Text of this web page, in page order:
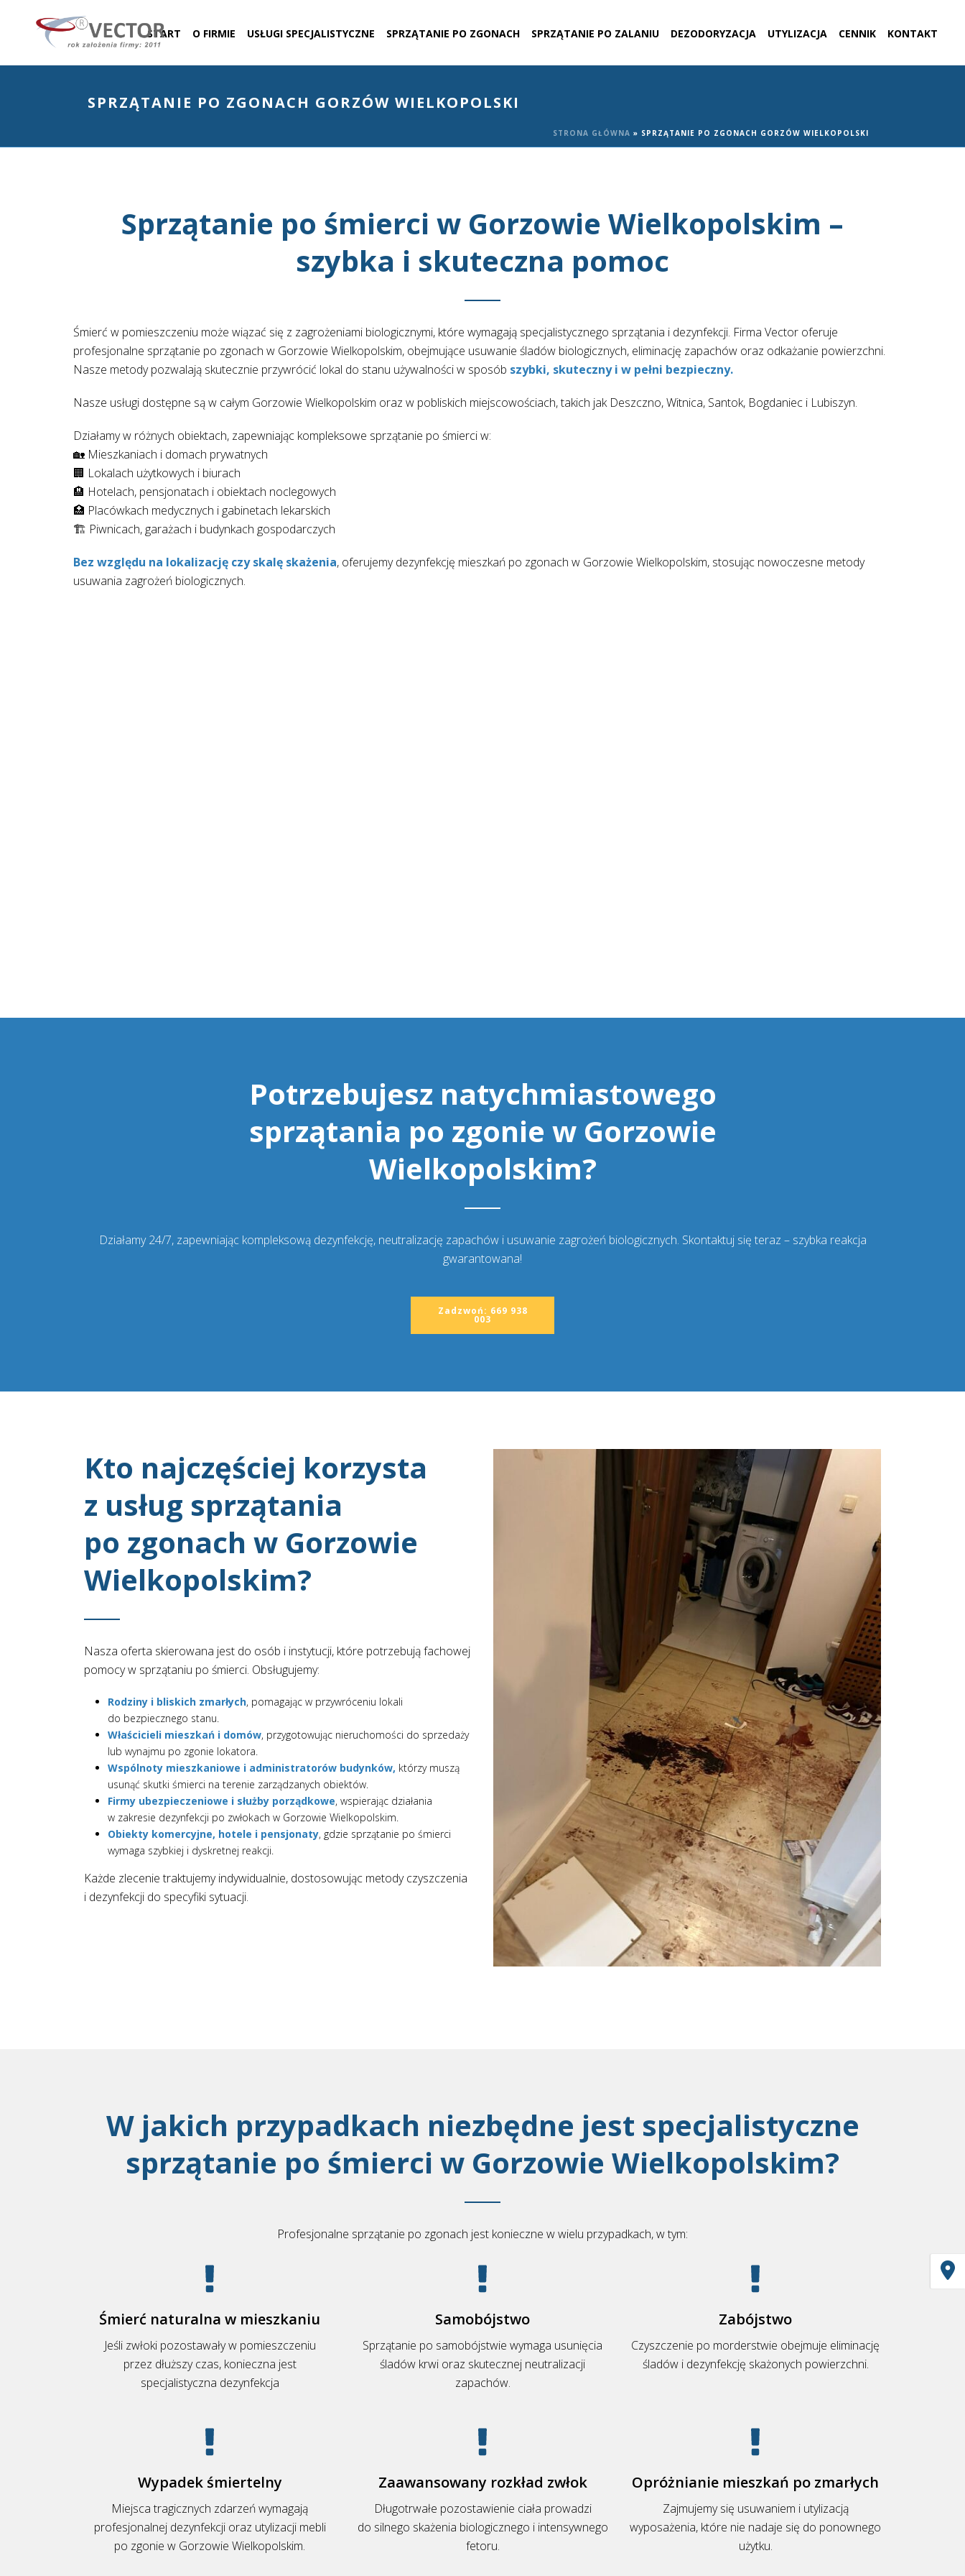
START O FIRMIE USŁUGI SPECJALISTYCZNE SPRZĄTANIE PO ZGONACH SPRZĄTANIE PO ZALANIU DEZODORYZACJA UTYLIZACJA CENNIK KONTAKT
SPRZĄTANIE PO ZGONACH GORZÓW WIELKOPOLSKI
STRONA GŁÓWNA » SPRZĄTANIE PO ZGONACH GORZÓW WIELKOPOLSKI
Sprzątanie po śmierci w Gorzowie Wielkopolskim –
szybka i skuteczna pomoc
Śmierć w pomieszczeniu może wiązać się z zagrożeniami biologicznymi, które wymagają specjalistycznego sprzątania i dezynfekcji. Firma Vector oferuje
profesjonalne sprzątanie po zgonach w Gorzowie Wielkopolskim, obejmujące usuwanie śladów biologicznych, eliminację zapachów oraz odkażanie powierzchni.
Nasze metody pozwalają skutecznie przywrócić lokal do stanu używalności w sposób szybki, skuteczny i w pełni bezpieczny.
Nasze usługi dostępne są w całym Gorzowie Wielkopolskim oraz w pobliskich miejscowościach, takich jak Deszczno, Witnica, Santok, Bogdaniec i Lubiszyn.
Działamy w różnych obiektach, zapewniając kompleksowe sprzątanie po śmierci w:
🏡 Mieszkaniach i domach prywatnych
🏢 Lokalach użytkowych i biurach
🏨 Hotelach, pensjonatach i obiektach noclegowych
🏥 Placówkach medycznych i gabinetach lekarskich
🏗 Piwnicach, garażach i budynkach gospodarczych
Bez względu na lokalizację czy skalę skażenia, oferujemy dezynfekcję mieszkań po zgonach w Gorzowie Wielkopolskim, stosując nowoczesne metody
usuwania zagrożeń biologicznych.
Potrzebujesz natychmiastowego
sprzątania po zgonie w Gorzowie
Wielkopolskim?
Działamy 24/7, zapewniając kompleksową dezynfekcję, neutralizację zapachów i usuwanie zagrożeń biologicznych. Skontaktuj się teraz – szybka reakcja
gwarantowana!
Zadzwoń: 669 938
003
Kto najczęściej korzysta
z usług sprzątania
po zgonach w Gorzowie
Wielkopolskim?
Nasza oferta skierowana jest do osób i instytucji, które potrzebują fachowej
pomocy w sprzątaniu po śmierci. Obsługujemy:
Rodziny i bliskich zmarłych, pomagając w przywróceniu lokali
do bezpiecznego stanu.
Właścicieli mieszkań i domów, przygotowując nieruchomości do sprzedaży
lub wynajmu po zgonie lokatora.
Wspólnoty mieszkaniowe i administratorów budynków, którzy muszą
usunąć skutki śmierci na terenie zarządzanych obiektów.
Firmy ubezpieczeniowe i służby porządkowe, wspierając działania
w zakresie dezynfekcji po zwłokach w Gorzowie Wielkopolskim.
Obiekty komercyjne, hotele i pensjonaty, gdzie sprzątanie po śmierci
wymaga szybkiej i dyskretnej reakcji.
Każde zlecenie traktujemy indywidualnie, dostosowując metody czyszczenia
i dezynfekcji do specyfiki sytuacji.
W jakich przypadkach niezbędne jest specjalistyczne
sprzątanie po śmierci w Gorzowie Wielkopolskim?
Profesjonalne sprzątanie po zgonach jest konieczne w wielu przypadkach, w tym:
Śmierć naturalna w mieszkaniu
Jeśli zwłoki pozostawały w pomieszczeniu
przez dłuższy czas, konieczna jest
specjalistyczna dezynfekcja
Samobójstwo
Sprzątanie po samobójstwie wymaga usunięcia
śladów krwi oraz skutecznej neutralizacji
zapachów.
Zabójstwo
Czyszczenie po morderstwie obejmuje eliminację
śladów i dezynfekcję skażonych powierzchni.
Wypadek śmiertelny
Miejsca tragicznych zdarzeń wymagają
profesjonalnej dezynfekcji oraz utylizacji mebli
po zgonie w Gorzowie Wielkopolskim.
Zaawansowany rozkład zwłok
Długotrwałe pozostawienie ciała prowadzi
do silnego skażenia biologicznego i intensywnego
fetoru.
Opróżnianie mieszkań po zmarłych
Zajmujemy się usuwaniem i utylizacją
wyposażenia, które nie nadaje się do ponownego
użytku.